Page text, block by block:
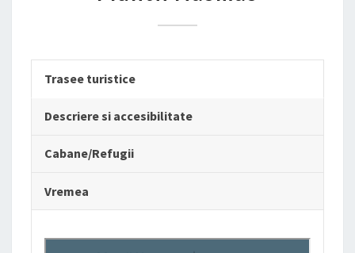
Trasee turistice
Descriere si accesibilitate
Cabane/Refugii
Vremea